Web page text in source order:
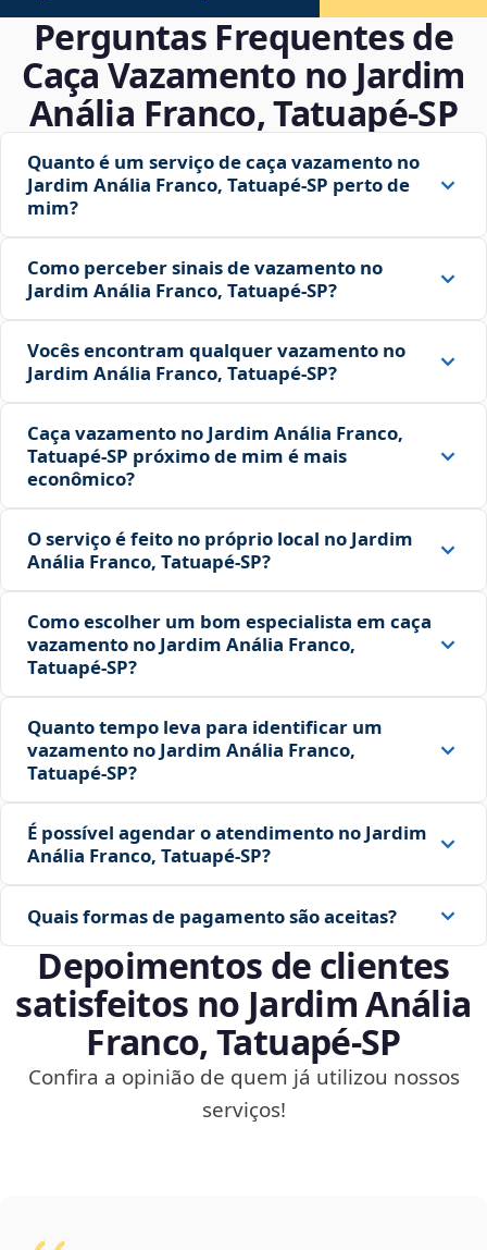
Perguntas Frequentes de
Caça Vazamento no Jardim
Anália Franco, Tatuapé‑SP
Quanto é um serviço de caça vazamento no
Jardim Anália Franco, Tatuapé‑SP perto de
mim?
Como perceber sinais de vazamento no
Jardim Anália Franco, Tatuapé‑SP?
Vocês encontram qualquer vazamento no
Jardim Anália Franco, Tatuapé‑SP?
Caça vazamento no Jardim Anália Franco,
Tatuapé‑SP próximo de mim é mais
econômico?
O serviço é feito no próprio local no Jardim
Anália Franco, Tatuapé‑SP?
Como escolher um bom especialista em caça
vazamento no Jardim Anália Franco,
Tatuapé‑SP?
Quanto tempo leva para identificar um
vazamento no Jardim Anália Franco,
Tatuapé‑SP?
É possível agendar o atendimento no Jardim
Anália Franco, Tatuapé‑SP?
Quais formas de pagamento são aceitas?
Depoimentos de clientes
satisfeitos no Jardim Anália
Franco, Tatuapé‑SP
Confira a opinião de quem já utilizou nossos
serviços!